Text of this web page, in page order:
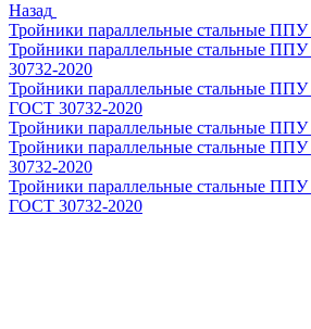
Назад
Тройники параллельные стальные
Тройники параллельные стальные
30732-2020
Тройники параллельные стальные
ГОСТ 30732-2020
Тройники параллельные стальные
Тройники параллельные стальные
30732-2020
Тройники параллельные стальные
ГОСТ 30732-2020